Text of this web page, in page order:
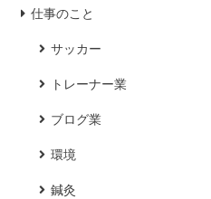
仕事のこと
サッカー
トレーナー業
ブログ業
環境
鍼灸